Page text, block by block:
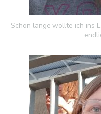
Schon lange wollte ich ins